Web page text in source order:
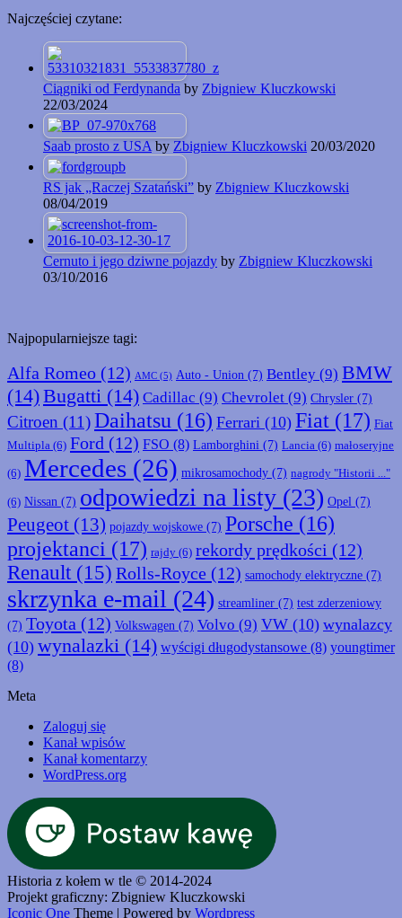
Najczęściej czytane:
Ciągniki od Ferdynanda by Zbigniew Kluczkowski
22/03/2024
Saab prosto z USA by Zbigniew Kluczkowski 20/03/2020
RS jak „Raczej Szatański” by Zbigniew Kluczkowski
08/04/2019
Cernuto i jego dziwne pojazdy by Zbigniew Kluczkowski
03/10/2016
Najpopularniejsze tagi:
Alfa Romeo (12) AMC (5) Auto - Union (7) Bentley (9) BMW
(14)Bugatti (14) Cadillac (9) Chevrolet (9) Chrysler (7)
Citroen (11)Daihatsu (16) Ferrari (10) Fiat (17) Fiat
Multipla (6) Ford (12) FSO (8) Lamborghini (7) Lancia (6) małoseryjne
(6) Mercedes (26) mikrosamochody (7) nagrody "Historii ..."
(6) Nissan (7) odpowiedzi na listy (23) Opel (7)
Peugeot (13) pojazdy wojskowe (7) Porsche (16)
projektanci (17) rajdy (6) rekordy prędkości (12)
Renault (15) Rolls-Royce (12) samochody elektryczne (7)
skrzynka e-mail (24) streamliner (7) test zderzeniowy
(7) Toyota (12) Volkswagen (7) Volvo (9) VW (10) wynalazcy
(10) wynalazki (14) wyścigi długodystansowe (8) youngtimer
(8)
Meta
Zaloguj się
Kanał wpisów
Kanał komentarzy
WordPress.org
Historia z kołem w tle © 2014-2024
Projekt graficzny: Zbigniew Kluczkowski
Iconic One Theme | Powered by Wordpress